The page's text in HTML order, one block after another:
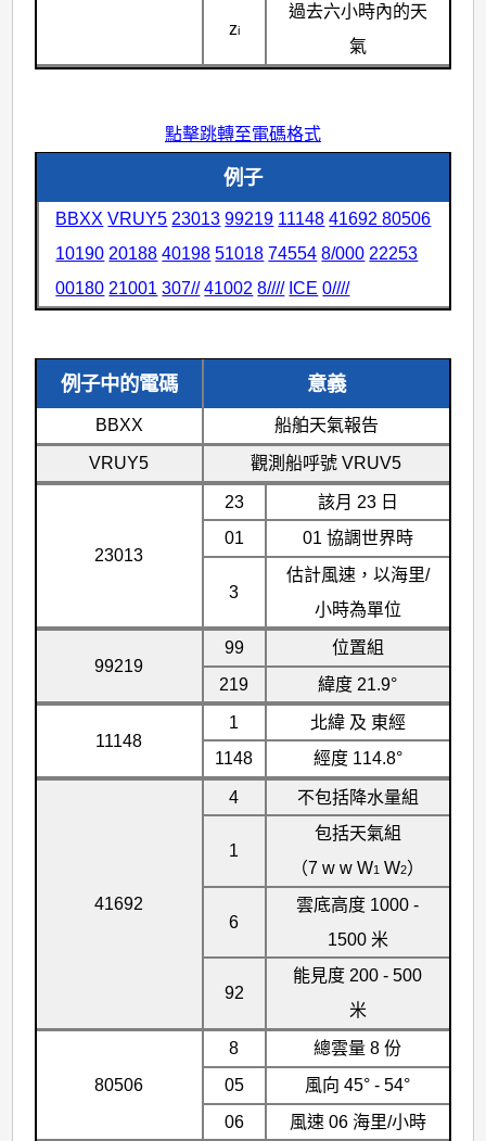
zi
過去六小時內的天
氣
點擊跳轉至電碼格式
例子
BBXX VRUY5 23013 99219 11148 4169280506
10190 20188 40198 51018 74554 8/000 22253
00180 21001 307// 41002 8//// ICE 0////
例子中的電碼 意義
BBXX 船舶天氣報告
VRUY5 觀測船呼號 VRUV5
23013
23
該月 23 日
01
01 協調世界時
3
估計風速，以海里/
小時為單位
99219
99
位置組
219
緯度 21.9°
11148
1
北緯 及 東經
1148
經度 114.8°
41692
4 不包括降水量組
1
包括天氣組
（7 w w W1 W2）
6
雲底高度 1000 -
1500 米
92
能見度 200 - 500
米
80506
8
總雲量 8 份
05
風向 45° - 54°
06
風速 06 海里/小時